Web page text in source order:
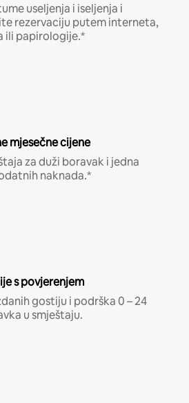
useljenja i iseljenja i
rezervaciju putem interneta,
ili papirologije.*
mjesečne cijene
za duži boravak i jedna
naknada.*
s povjerenjem
gostiju i podrška 0 – 24
u smještaju.